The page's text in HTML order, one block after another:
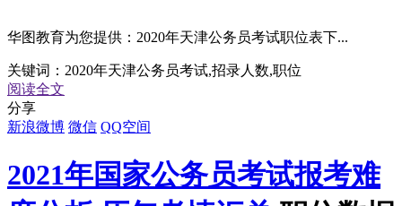
华图教育为您提供：2020年天津公务员考试职位表下...
关键词： 2020年天津公务员考试,招录人数,职位
阅读全文
分享
新浪微博 微信 QQ空间
2021年国家公务员考试报考难